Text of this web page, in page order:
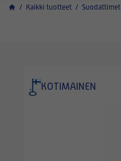
/ Kaikki tuotteet / Suodattimet
KOTIMAINEN